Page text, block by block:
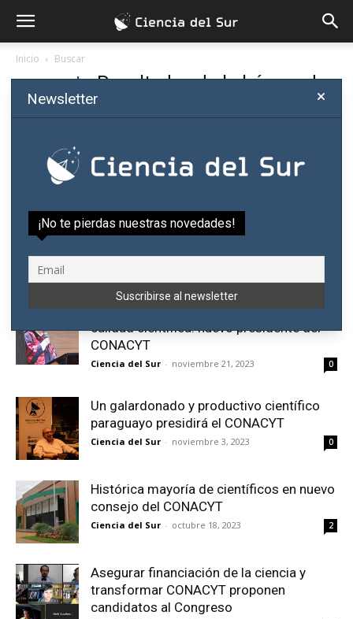
Inicio Buscar
conacyt-Resultados de la búsqueda
Si no estás satisfecho con los resultados, buscá otra vez
CONACYT financiará por primera vez
proyectos de comunicación y divulgación
Paraguay necesita acelerar producción y
calidad científica: nuevo presidente del
CONACYT
Ciencia del Sur - noviembre 21, 2023 0
Un galardonado y productivo científico
paraguayo presidirá el CONACYT
Ciencia del Sur - noviembre 3, 2023 0
Histórica mayoría de científicos en nuevo
consejo del CONACYT
Ciencia del Sur - octubre 18, 2023 2
Asegurar financiación de la ciencia y
transformar CONACYT proponen
candidatos al Congreso
Newsletter
¡No te pierdas nuestras novedades!